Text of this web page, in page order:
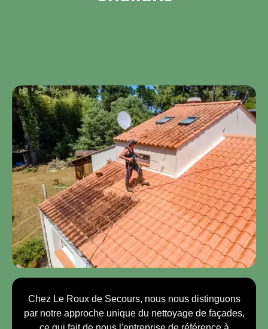
Chez Le Roux de Secours, nous nous distinguons
par notre approche unique du nettoyage de façades,